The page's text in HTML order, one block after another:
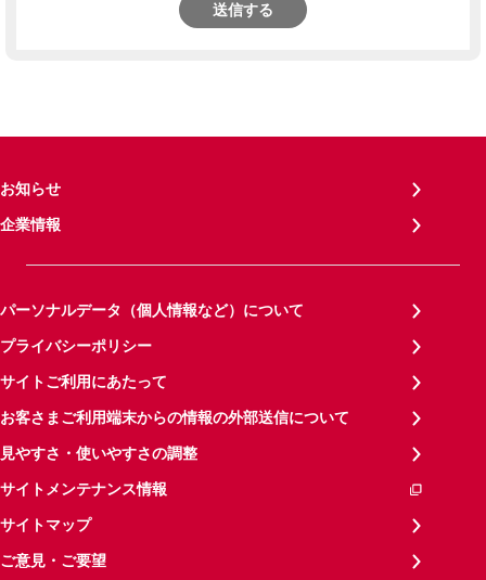
送信する
お知らせ
企業情報
パーソナルデータ（個人情報など）について
プライバシーポリシー
サイトご利用にあたって
お客さまご利用端末からの情報の外部送信について
見やすさ・使いやすさの調整
サイトメンテナンス情報
サイトマップ
ご意見・ご要望